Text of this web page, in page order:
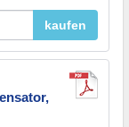
kaufen